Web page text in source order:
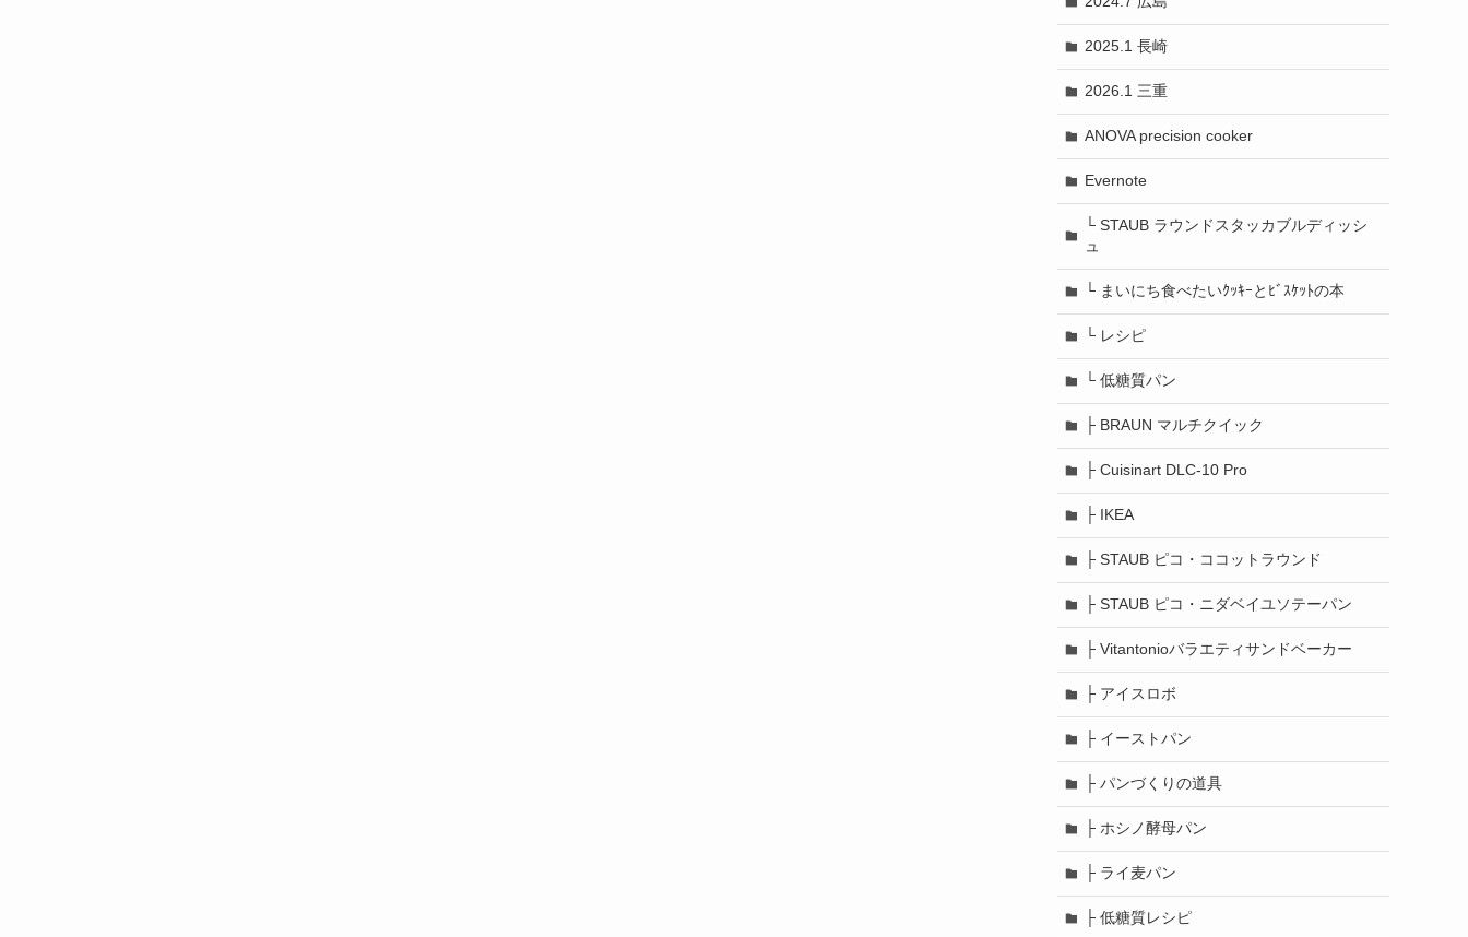
2025.1 長崎
2026.1 三重
ANOVA precision cooker
Evernote
└ STAUB ラウンドスタッカブルディッシ
ュ
└ まいにち食べたいｸｯｷｰとﾋﾞｽｹｯﾄの本
└ レシピ
└ 低糖質パン
├ BRAUN マルチクイック
├ Cuisinart DLC-10 Pro
├ IKEA
├ STAUB ピコ・ココットラウンド
├ STAUB ピコ・ニダベイユソテーパン
├ Vitantonioバラエティサンドベーカー
├ アイスロボ
├ イーストパン
├ パンづくりの道具
├ ホシノ酵母パン
├ ライ麦パン
├ 低糖質レシピ